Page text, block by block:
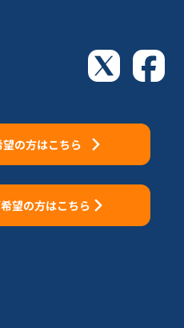
の方はこちら
望の方はこちら